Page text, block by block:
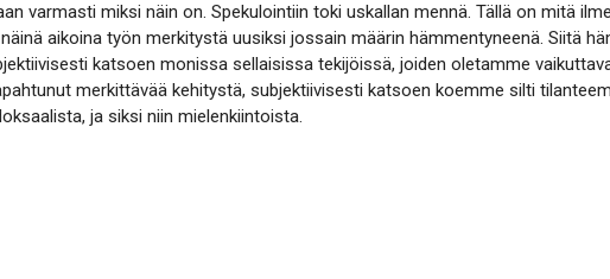
varmasti miksi näin on. Spekulointiin toki uskallan mennä. Tällä on mitä
aikoina työn merkitystä uusiksi jossain määrin hämmentyneenä. Siitä
katsoen monissa sellaisissa tekijöissä, joiden oletamme
merkittävää kehitystä, subjektiivisesti katsoen koemme silti
ja siksi niin mielenkiintoista.